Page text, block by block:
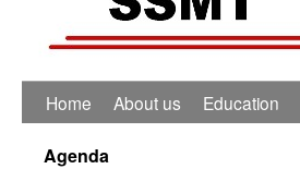
Home About us Education
Agenda
5:00